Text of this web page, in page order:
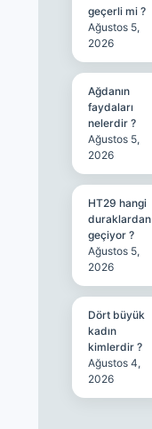
geçerli mi ?
Ağustos 5,
2026
Ağdanın
faydaları
nelerdir ?
Ağustos 5,
2026
HT29 hangi
duraklardan
geçiyor ?
Ağustos 5,
2026
Dört büyük
kadın
kimlerdir ?
Ağustos 4,
2026